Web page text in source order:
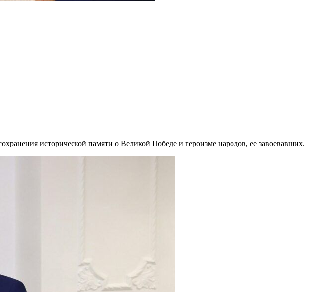
исторической памяти о Великой Победе и героизме народов, ее завоевавших.